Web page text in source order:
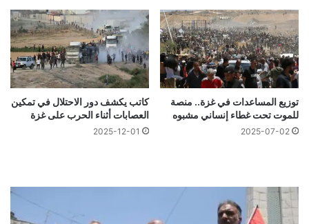
توزيع المساعدات في غزة.. منصة
للموت تحت غطاء إنساني مشبوه
2025-07-02
كاتب يكشف دور الاحتلال في تمكين
العصابات أثناء الحرب على غزة
2025-12-01